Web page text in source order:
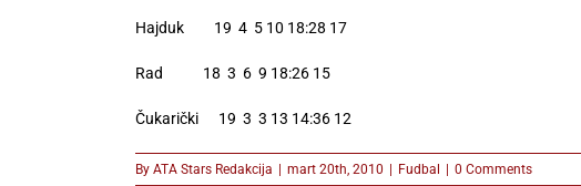
Hajduk 19 4 5 10 18:28 17
Rad 18 3 6 9 18:26 15
Čukarički 19 3 3 13 14:36 12
By ATA Stars Redakcija | mart 20th, 2010 | Fudbal | 0 Comments